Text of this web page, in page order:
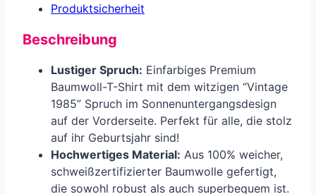
Produkt­sicherheit
Beschreibung
Lustiger Spruch: Einfarbiges Premium
Baumwoll-T-Shirt mit dem witzigen “Vintage
1985” Spruch im Sonnenuntergangsdesign
auf der Vorderseite. Perfekt für alle, die stolz
auf ihr Geburtsjahr sind!
Hochwertiges Material: Aus 100% weicher,
schweißzertifizierter Baumwolle gefertigt,
die sowohl robust als auch superbequem ist.